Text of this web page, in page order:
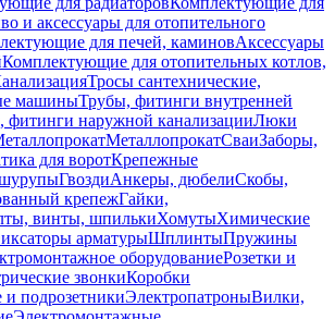
и аксессуары для отопительного
для печей, каминовАксессуары
Комплектующие для отопительных котлов,
Тросы сантехнические,
машиныТрубы, фитинги внутренней
фитинги наружной канализацииЛюки
МеталлопрокатСваиЗаборы,
для воротКрепежные
ГвоздиАнкеры, дюбелиСкобы,
крепежГайки,
винты, шпилькиХомутыХимические
арматурыШплинтыПружины
оборудованиеРозетки и
звонкиКоробки
и подрозетникиЭлектропатроныВилки,